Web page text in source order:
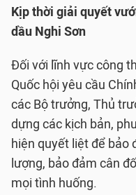
Kịp thời giải quyết
dầu Nghi Sơn
Đối với lĩnh vực công
Quốc hội yêu cầu
các Bộ trưởng, Thủ
dựng các kịch bản,
hiện quyết liệt để bảo
lượng, bảo đảm cân
mọi tình huống.